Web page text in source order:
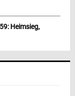
Heimsieg,